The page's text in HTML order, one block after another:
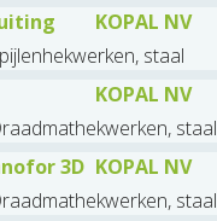
KOPAL NV
staal
KOPAL NV
staal
3D KOPAL NV
staal